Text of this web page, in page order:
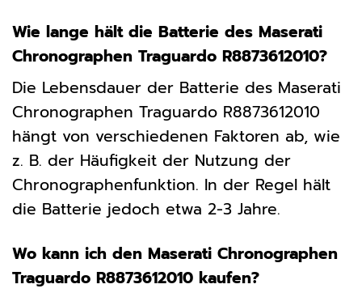
Wie lange hält die Batterie des Maserati
Chronographen Traguardo R8873612010?
Die Lebensdauer der Batterie des Maserati
Chronographen Traguardo R8873612010
hängt von verschiedenen Faktoren ab, wie
z. B. der Häufigkeit der Nutzung der
Chronographenfunktion. In der Regel hält
die Batterie jedoch etwa 2-3 Jahre.
Wo kann ich den Maserati Chronographen
Traguardo R8873612010 kaufen?